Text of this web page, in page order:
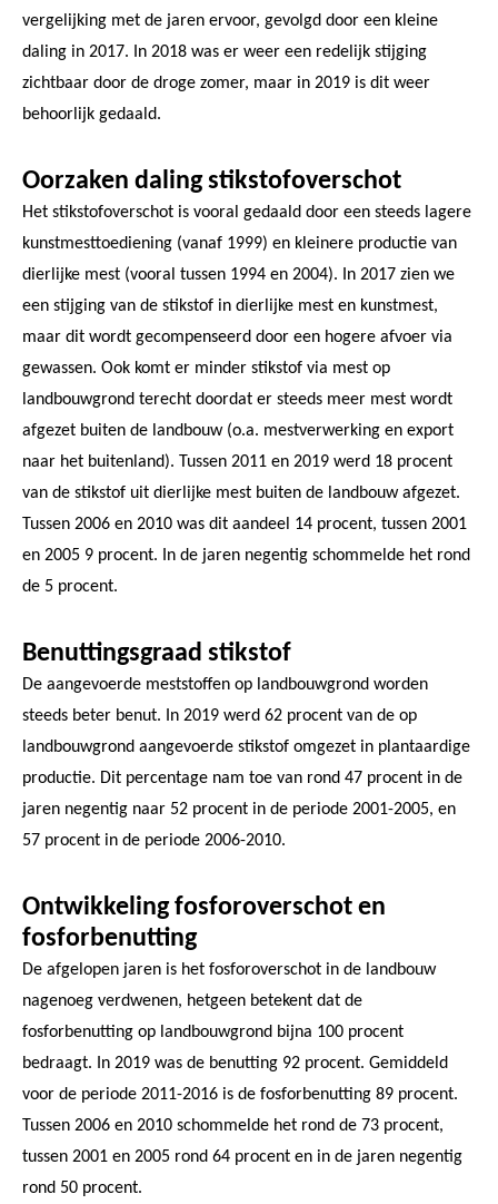
vergelijking met de jaren ervoor, gevolgd door een kleine
daling in 2017. In 2018 was er weer een redelijk stijging
zichtbaar door de droge zomer, maar in 2019 is dit weer
behoorlijk gedaald.
Oorzaken daling stikstofoverschot
Het stikstofoverschot is vooral gedaald door een steeds lagere
kunstmesttoediening (vanaf 1999) en kleinere productie van
dierlijke mest (vooral tussen 1994 en 2004). In 2017 zien we
een stijging van de stikstof in dierlijke mest en kunstmest,
maar dit wordt gecompenseerd door een hogere afvoer via
gewassen. Ook komt er minder stikstof via mest op
landbouwgrond terecht doordat er steeds meer mest wordt
afgezet buiten de landbouw (o.a. mestverwerking en export
naar het buitenland). Tussen 2011 en 2019 werd 18 procent
van de stikstof uit dierlijke mest buiten de landbouw afgezet.
Tussen 2006 en 2010 was dit aandeel 14 procent, tussen 2001
en 2005 9 procent. In de jaren negentig schommelde het rond
de 5 procent.
Benuttingsgraad stikstof
De aangevoerde meststoffen op landbouwgrond worden
steeds beter benut. In 2019 werd 62 procent van de op
landbouwgrond aangevoerde stikstof omgezet in plantaardige
productie. Dit percentage nam toe van rond 47 procent in de
jaren negentig naar 52 procent in de periode 2001-2005, en
57 procent in de periode 2006-2010.
Ontwikkeling fosforoverschot en
fosforbenutting
De afgelopen jaren is het fosforoverschot in de landbouw
nagenoeg verdwenen, hetgeen betekent dat de
fosforbenutting op landbouwgrond bijna 100 procent
bedraagt. In 2019 was de benutting 92 procent. Gemiddeld
voor de periode 2011-2016 is de fosforbenutting 89 procent.
Tussen 2006 en 2010 schommelde het rond de 73 procent,
tussen 2001 en 2005 rond 64 procent en in de jaren negentig
rond 50 procent.